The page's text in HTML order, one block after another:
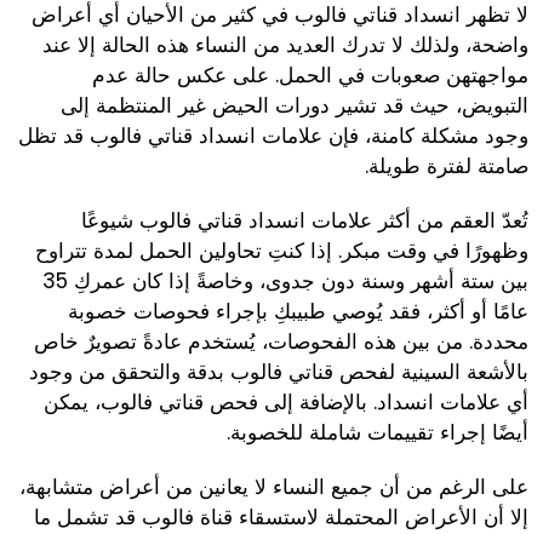
لا تظهر انسداد قناتي فالوب في كثير من الأحيان أي أعراض
واضحة، ولذلك لا تدرك العديد من النساء هذه الحالة إلا عند
مواجهتهن صعوبات في الحمل. على عكس حالة عدم
التبويض، حيث قد تشير دورات الحيض غير المنتظمة إلى
وجود مشكلة كامنة، فإن علامات انسداد قناتي فالوب قد تظل
صامتة لفترة طويلة.
تُعدّ العقم من أكثر علامات انسداد قناتي فالوب شيوعًا
وظهورًا في وقت مبكر. إذا كنتِ تحاولين الحمل لمدة تتراوح
بين ستة أشهر وسنة دون جدوى، وخاصةً إذا كان عمركِ 35
عامًا أو أكثر، فقد يُوصي طبيبكِ بإجراء فحوصات خصوبة
محددة. من بين هذه الفحوصات، يُستخدم عادةً تصويرٌ خاص
بالأشعة السينية لفحص قناتي فالوب بدقة والتحقق من وجود
أي علامات انسداد. بالإضافة إلى فحص قناتي فالوب، يمكن
أيضًا إجراء تقييمات شاملة للخصوبة.
على الرغم من أن جميع النساء لا يعانين من أعراض متشابهة،
إلا أن الأعراض المحتملة لاستسقاء قناة فالوب قد تشمل ما